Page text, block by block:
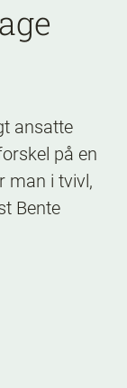
ansatte
på en
man i tvivl,
Bente